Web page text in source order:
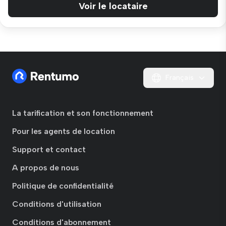
Voir le locataire
La tarification et son fonctionnement
Pour les agents de location
Support et contact
A propos de nous
Politique de confidentialité
Conditions d'utilisation
Conditions d'abonnement